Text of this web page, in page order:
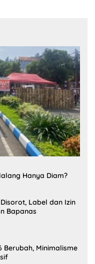
Hanya Diam?
Label dan Izin
Bapanas
Berubah, Minimalisme